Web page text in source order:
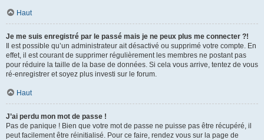
Haut
Je me suis enregistré par le passé mais je ne peux plus me connecter ?!
Il est possible qu’un administrateur ait désactivé ou supprimé votre compte. En
effet, il est courant de supprimer régulièrement les membres ne postant pas
pour réduire la taille de la base de données. Si cela vous arrive, tentez de vous
ré-enregistrer et soyez plus investi sur le forum.
Haut
J’ai perdu mon mot de passe !
Pas de panique ! Bien que votre mot de passe ne puisse pas être récupéré, il
peut facilement être réinitialisé. Pour ce faire, rendez vous sur la page de